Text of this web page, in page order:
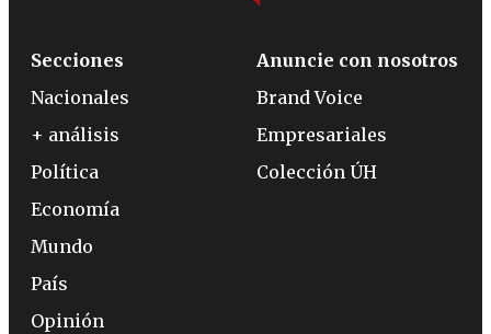
Secciones
Nacionales
+ análisis
Política
Economía
Mundo
País
Opinión
Anuncie con nosotros
Brand Voice
Empresariales
Colección ÚH